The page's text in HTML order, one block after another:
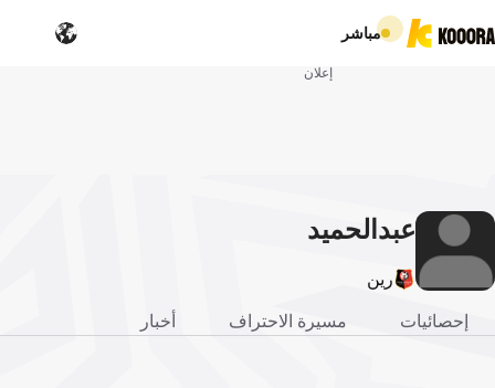
مباشر
إعلان
عبد الحميد
رين
إحصائيات مسيرة الاحتراف أخبار